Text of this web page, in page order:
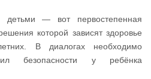
детьми — вот первостепенная
которой зависят здоровье
В диалогах необходимо
безопасности у ребёнка